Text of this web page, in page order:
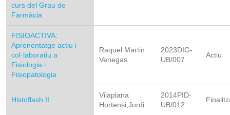
curs del Grau de
Farmàcia
FISIOACTIVA:
Aprenentatge actiu i
col·laboratiu a
Fisiologia i
Fisiopatologia
Raquel Martin
Venegas
2023DIG-
UB/007
Actiu
Histoflash II
Vilaplana
Hortensi,Jordi
2014PID-
UB/012